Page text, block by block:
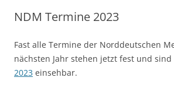
NDM Termine 2023
Fast alle Termine der Norddeutschen
nächsten Jahr stehen jetzt fest und
2023 einsehbar.